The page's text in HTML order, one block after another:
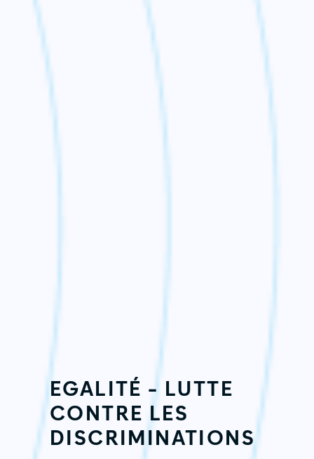
EGALITÉ - LUTTE
CONTRE LES
DISCRIMINATIONS